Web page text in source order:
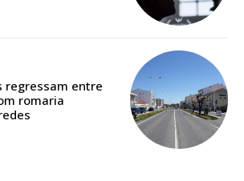
regressam entre
romaria